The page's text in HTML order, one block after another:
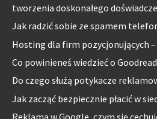
tworzenia doskonałego
Jak radzić sobie ze spamem
Hosting dla firm pozycjonujących
Co powinieneś wiedzieć o
Do czego służą potykacze
Jak zacząć bezpiecznie płacić w